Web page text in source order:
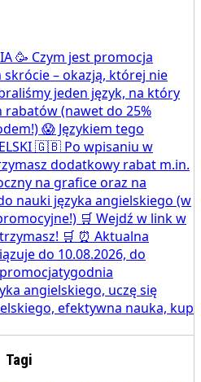
Tagi